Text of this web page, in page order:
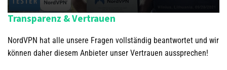
Transparenz & Vertrauen
NordVPN hat alle unsere Fragen vollständig beantwortet und wir
können daher diesem Anbieter unser Vertrauen aussprechen!